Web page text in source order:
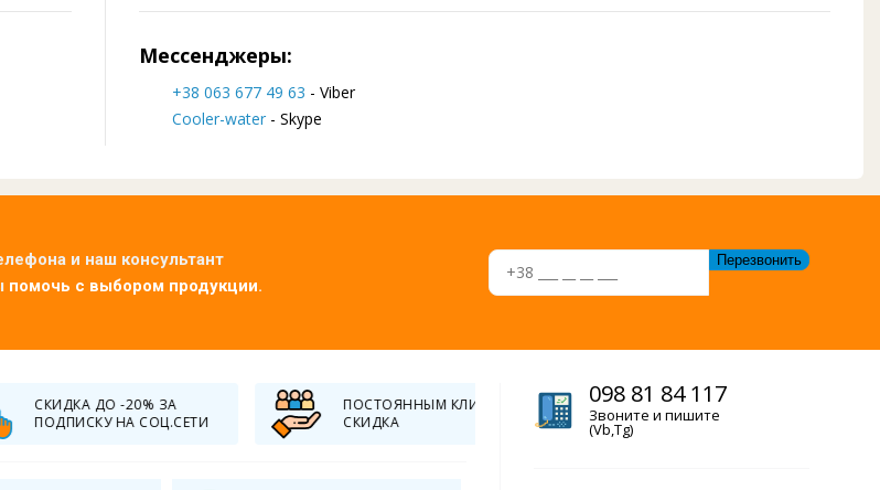
Мессенджеры:
+38 063 677 49 63 - Viber
Cooler-water - Skype
и наш консультант
помочь с выбором продукции.
КЛИЕНТАМ
БЕСПЛАТНАЯ ДОСТАВКА
ОТ 50 000 ГРН. ПО ВСЕЙ
УКРАИНЕ
КУПИТЕ КУЛЕР И
ПОЛУЧИТЕ СКИДКУ ДО
1000 ГРН.
098 81 84 117
Звоните и пишите
(Vb,Tg)